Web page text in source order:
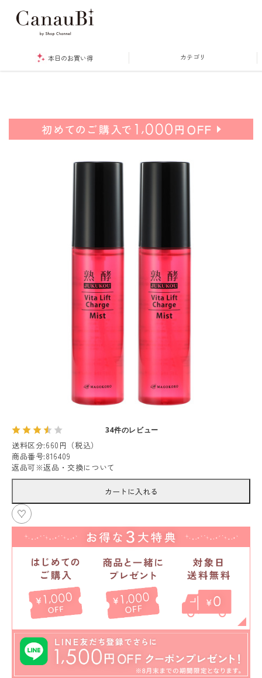
本日のお買い得 カテゴリ
34件のレビュー
送料区分:660円（税込）
商品番号:816409
返品可 ※返品・交換について
カートに入れる